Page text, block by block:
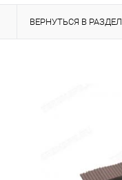
ВЕРНУТЬСЯ В РАЗДЕЛ